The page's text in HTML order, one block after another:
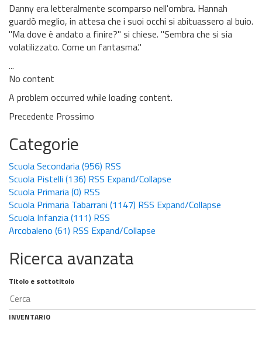
Danny era letteralmente scomparso nell'ombra. Hannah
guardò meglio, in attesa che i suoi occhi si abituassero al buio.
"Ma dove è andato a finire?" si chiese. "Sembra che si sia
volatilizzato. Come un fantasma."
...
No content
A problem occurred while loading content.
Precedente Prossimo
Categorie
Scuola Secondaria(956) RSS
Scuola Pistelli (136) RSS Expand/Collapse
Scuola Primaria(0) RSS
Scuola Primaria Tabarrani (1147) RSS Expand/Collapse
Scuola Infanzia(111) RSS
Arcobaleno (61) RSS Expand/Collapse
Ricerca avanzata
Titolo e sottotitolo
INVENTARIO